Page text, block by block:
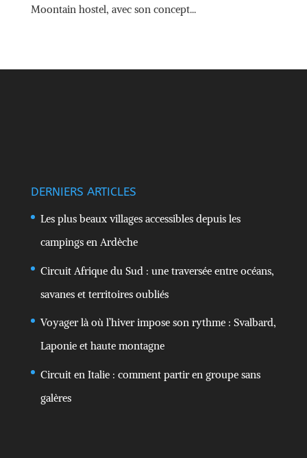
Moontain hostel, avec son concept...
DERNIERS ARTICLES
Les plus beaux villages accessibles depuis les
campings en Ardèche
Circuit Afrique du Sud : une traversée entre océans,
savanes et territoires oubliés
Voyager là où l’hiver impose son rythme : Svalbard,
Laponie et haute montagne
Circuit en Italie : comment partir en groupe sans
galères